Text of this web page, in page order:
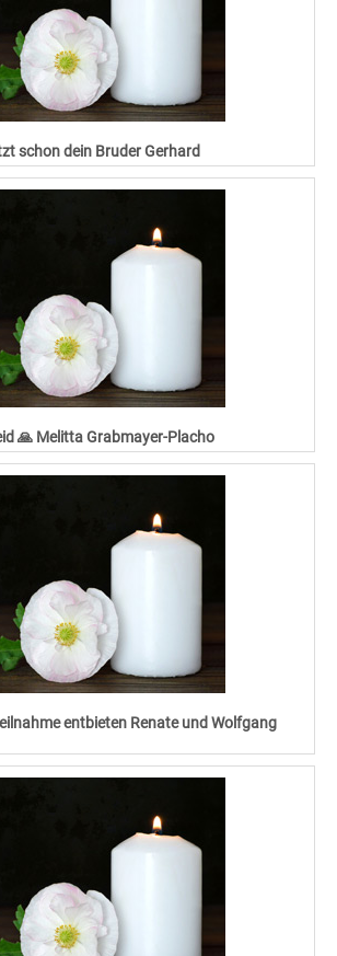
schon dein Bruder Gerhard
🙏 Melitta Grabmayer-Placho
entbieten Renate und Wolfgang